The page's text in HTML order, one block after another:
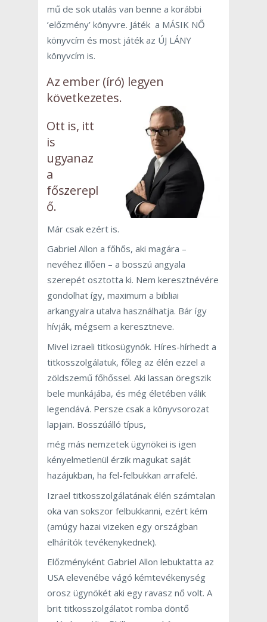
mű de sok utalás van benne a korábbi
’előzmény’ könyvre. Játék a MÁSIK NŐ
könyvcím és most játék az ÚJ LÁNY
könyvcím is.
Az ember (író) legyen
következetes.
Ott is, itt
is
ugyanaz
a
főszerepl
ő.
Már csak ezért is.
Gabriel Allon a főhős, aki magára –
nevéhez illően – a bosszú angyala
szerepét osztotta ki. Nem keresztnévére
gondolhat így, maximum a bibliai
arkangyalra utalva használhatja. Bár így
hívják, mégsem a keresztneve.
Mivel izraeli titkosügynök. Híres-hírhedt a
titkosszolgálatuk, főleg az élén ezzel a
zöldszemű főhőssel. Aki lassan öregszik
bele munkájába, és még életében válik
legendává. Persze csak a könyvsorozat
lapjain. Bosszúálló típus,
még más nemzetek ügynökei is igen
kényelmetlenül érzik magukat saját
hazájukban, ha fel-felbukkan arrafelé.
Izrael titkosszolgálatának élén számtalan
oka van sokszor felbukkanni, ezért kém
(amúgy hazai vizeken egy országban
elhárítók tevékenykednek).
Előzményként Gabriel Allon lebuktatta az
USA elevenébe vágó kémtevékenység
orosz ügynökét aki egy ravasz nő volt. A
brit titkosszolgálatot romba döntő